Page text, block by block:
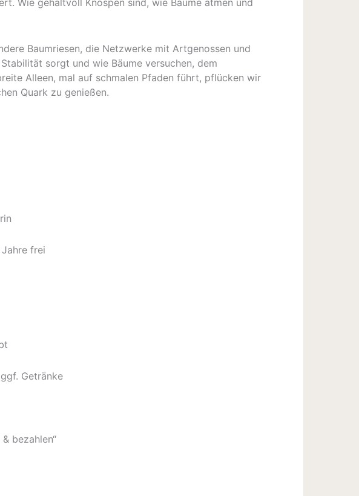
Wie gehaltvoll Knospen sind, wie Bäume atmen und
Baumriesen, die Netzwerke mit Artgenossen und
sorgt und wie Bäume versuchen, dem
Alleen, mal auf schmalen Pfaden führt, pflücken wir
Quark zu genießen.
frei
Getränke
bezahlen“